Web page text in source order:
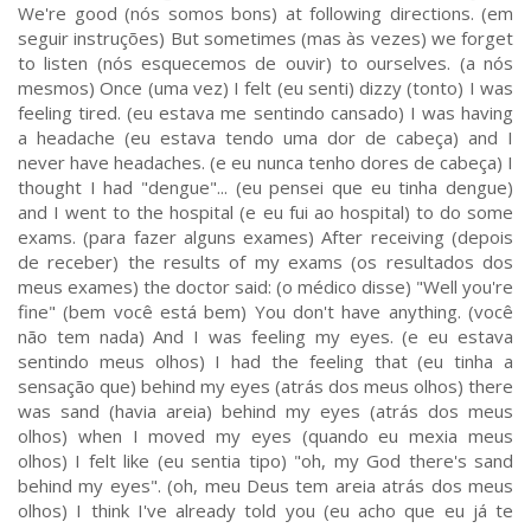
We're good (nós somos bons) at following directions. (em
seguir instruções) But sometimes (mas às vezes) we forget
to listen (nós esquecemos de ouvir) to ourselves. (a nós
mesmos) Once (uma vez) I felt (eu senti) dizzy (tonto) I was
feeling tired. (eu estava me sentindo cansado) I was having
a headache (eu estava tendo uma dor de cabeça) and I
never have headaches. (e eu nunca tenho dores de cabeça) I
thought I had "dengue"... (eu pensei que eu tinha dengue)
and I went to the hospital (e eu fui ao hospital) to do some
exams. (para fazer alguns exames) After receiving (depois
de receber) the results of my exams (os resultados dos
meus exames) the doctor said: (o médico disse) "Well you're
fine" (bem você está bem) You don't have anything. (você
não tem nada) And I was feeling my eyes. (e eu estava
sentindo meus olhos) I had the feeling that (eu tinha a
sensação que) behind my eyes (atrás dos meus olhos) there
was sand (havia areia) behind my eyes (atrás dos meus
olhos) when I moved my eyes (quando eu mexia meus
olhos) I felt like (eu sentia tipo) "oh, my God there's sand
behind my eyes". (oh, meu Deus tem areia atrás dos meus
olhos) I think I've already told you (eu acho que eu já te